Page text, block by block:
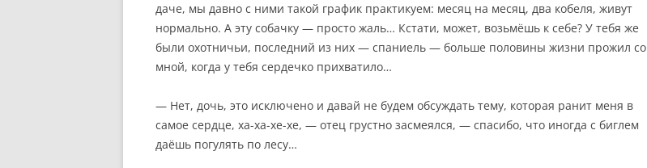
даче, мы давно с ними такой график практикуем: месяц на месяц, два кобеля, живут
нормально. А эту собачку — просто жаль… Кстати, может, возьмёшь к себе? У тебя же
были охотничьи, последний из них — спаниель — больше половины жизни прожил со
мной, когда у тебя сердечко прихватило…
— Нет, дочь, это исключено и давай не будем обсуждать тему, которая ранит меня в
самое сердце, ха-ха-хе-хе, — отец грустно засмеялся, — спасибо, что иногда с биглем
даёшь погулять по лесу…